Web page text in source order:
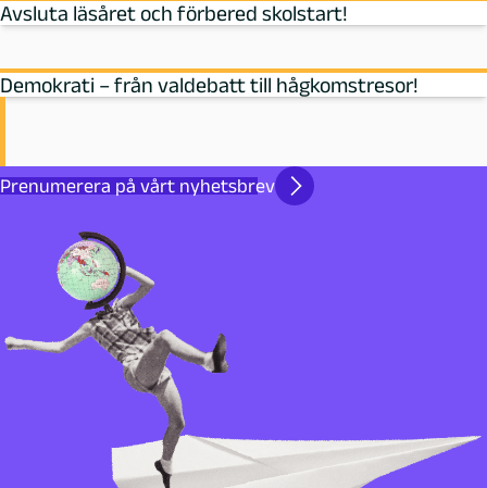
Avsluta läsåret och förbered skolstart!
Demokrati – från valdebatt till hågkomstresor!
Prenumerera på vårt nyhetsbrev